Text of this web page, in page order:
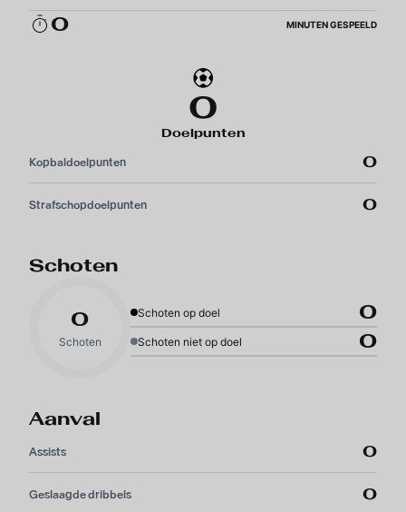
0 MINUTEN GESPEELD
0
Doelpunten
Kopbaldoelpunten 0
Strafschopdoelpunten 0
Schoten
0
Schoten
Schoten op doel 0
Schoten niet op doel 0
Aanval
Assists 0
Geslaagde dribbels 0